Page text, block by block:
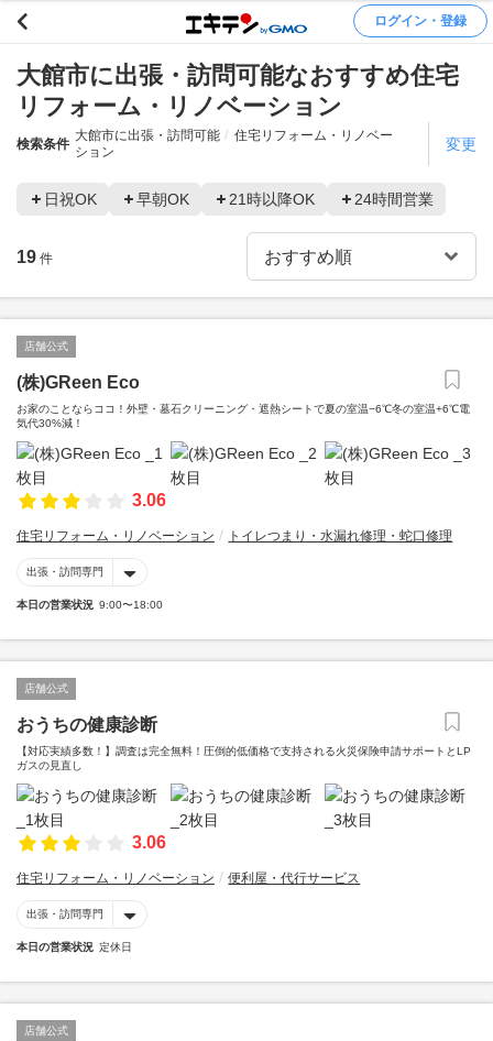
ログイン・登録
大館市に出張・訪問可能なおすすめ住宅
リフォーム・リノベーション
検索条件
大館市に出張・訪問可能
住宅リフォーム・リノベー
ション
変更
日祝OK 早朝OK 21時以降OK 24時間営業
19 件
店舗公式
(株)GReen Eco
お家のことならココ！外壁・墓石クリーニング・遮熱シートで夏の室温−6℃冬の室温+6℃電
気代30%減！
3.06
住宅リフォーム・リノベーション トイレつまり・水漏れ修理・蛇口修理
出張・訪問専門
本日の営業状況 9:00〜18:00
店舗公式
おうちの健康診断
【対応実績多数！】調査は完全無料！圧倒的低価格で支持される火災保険申請サポートとLP
ガスの見直し
3.06
住宅リフォーム・リノベーション 便利屋・代行サービス
出張・訪問専門
本日の営業状況 定休日
店舗公式